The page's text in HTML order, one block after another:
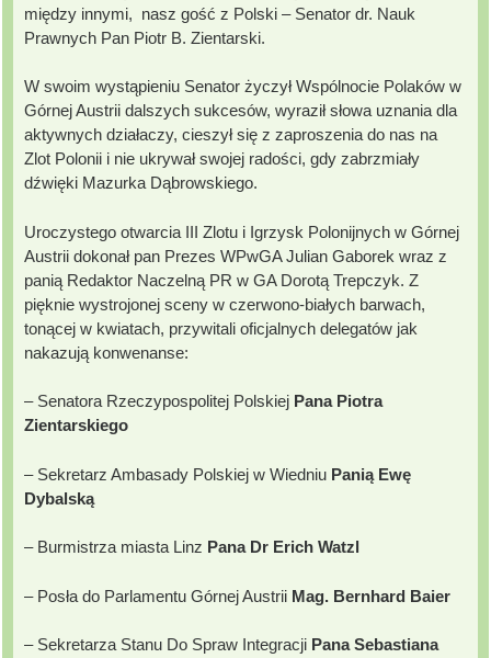
między innymi, nasz gość z Polski – Senator dr. Nauk
Prawnych Pan Piotr B. Zientarski.
W swoim wystąpieniu Senator życzył Wspólnocie Polaków w
Górnej Austrii dalszych sukcesów, wyraził słowa uznania dla
aktywnych działaczy, cieszył się z zaproszenia do nas na
Zlot Polonii i nie ukrywał swojej radości, gdy zabrzmiały
dźwięki Mazurka Dąbrowskiego.
Uroczystego otwarcia III Zlotu i Igrzysk Polonijnych w Górnej
Austrii dokonał pan Prezes WPwGA Julian Gaborek wraz z
panią Redaktor Naczelną PR w GA Dorotą Trepczyk. Z
pięknie wystrojonej sceny w czerwono-białych barwach,
tonącej w kwiatach, przywitali oficjalnych delegatów jak
nakazują konwenanse:
– Senatora Rzeczypospolitej Polskiej Pana Piotra
Zientarskiego
– Sekretarz Ambasady Polskiej w Wiedniu Panią Ewę
Dybalską
– Burmistrza miasta Linz Pana Dr Erich Watzl
– Posła do Parlamentu Górnej Austrii Mag. Bernhard Baier
– Sekretarza Stanu Do Spraw Integracji Pana Sebastiana